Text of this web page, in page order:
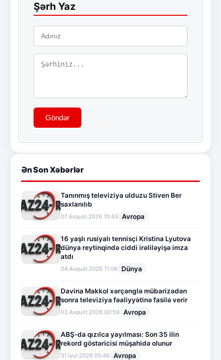
Şərh Yaz
Göndər
Ən Son Xəbərlər
Tanınmış televiziya ulduzu Stiven Ber
saxlanılıb
07.Avqust.2026 10:43 Avropa
16 yaşlı rusiyalı tennisçi Kristina Lyutova
dünya reytinqində ciddi irəliləyişə imza
atdı
04.Avqust.2026 11:06 Dünya
Davina Makkol xərçənglə mübarizədən
sonra televiziya fəaliyyətinə fasilə verir
03.Avqust.2026 00:59 Avropa
ABŞ-da qızılca yayılması: Son 35 ilin
rekord göstəricisi müşahidə olunur
31.İyul.2026 05:46 Avropa